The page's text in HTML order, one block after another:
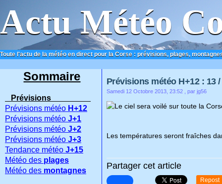
Actu Météo
Toute l'actu de la météo en direct pour la Corse : prévisions, plages,
ACCUEIL CONTACT
Prévisions météo H+12 : 13
Samedi 12 Octobre 2013, 23:52 , par jg56
Le ciel sera voilé sur toute la
Les températures seront fraîches
Partager cet article
Repost
Sommaire
Prévisions
Prévisions météo H+12
Prévisions météo J+1
Prévisions météo J+2
Prévisions météo J+3
Tendance météo J+15
Météo des plages
Météo des montagnes